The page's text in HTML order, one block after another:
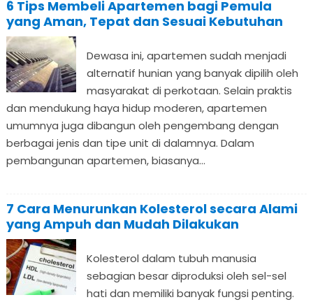
6 Tips Membeli Apartemen bagi Pemula
yang Aman, Tepat dan Sesuai Kebutuhan
Dewasa ini, apartemen sudah menjadi
alternatif hunian yang banyak dipilih oleh
masyarakat di perkotaan. Selain praktis
dan mendukung haya hidup moderen, apartemen
umumnya juga dibangun oleh pengembang dengan
berbagai jenis dan tipe unit di dalamnya. Dalam
pembangunan apartemen, biasanya...
7 Cara Menurunkan Kolesterol secara Alami
yang Ampuh dan Mudah Dilakukan
Kolesterol dalam tubuh manusia
sebagian besar diproduksi oleh sel-sel
hati dan memiliki banyak fungsi penting.